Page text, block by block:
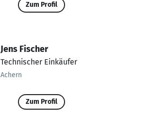
Zum Profil
Jens Fischer
Technischer Einkäufer
Achern
Zum Profil